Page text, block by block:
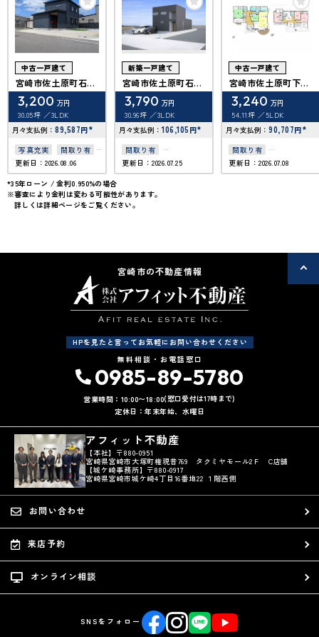
中古一戸建て
宮崎市佐土原町石崎
１丁目
3,200 万円
30.05坪
3LDK
月々支払例： 89,587円*
写真充実
間取り有
築10年以内
駐車場2台可
50坪以上
駐車場１台無料
更新日：2026.08.06
新築一戸建て
宮崎市佐土原町石崎
１丁目
3,790 万円
30.96坪
3LDK
月々支払例： 106,105 円*
間取り有
上下水道完備
更新日：2026.07.25
中古一戸建て
宮崎市佐土原町下那
珂
3,240 万円
54.11坪
5LDK
月々支払例： 90,707円*
間取り有
リフォーム済
オール電化住宅
更新日：2026.07.08
*35年ローン / 金利0.950%の場合
※審査により金利は変わる可能性があります。
詳しくは詳細ページをご覧ください。
宮崎市の不動産情報
HPを見たと言ってお気軽にお問い合わせください
無料相談・お電話窓口
0985-89-5780
営業時間：10:00〜18:00(窓口受付は17時まで)
定休日：年末年始、水曜日
アフィット不動産
【本社】〒880-0951
宮崎県宮崎市大塚町権現昔769 タクミヤモール2Ｆ C店舗
【城ケ崎事務所】〒880-0917
宮崎県宮崎市城ケ崎4丁目16番地22 １階西側
お問い合わせ
来店予約
オンライン相談
SNSをフォロー